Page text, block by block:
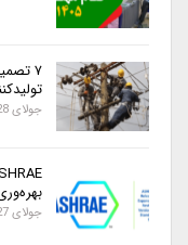
۷
جولای 28, 2026
جولای 27, 2026